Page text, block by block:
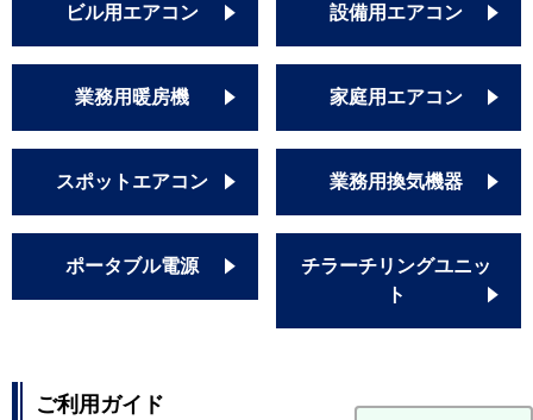
ビル用エアコン 設備用エアコン
業務用暖房機 家庭用エアコン
スポットエアコン 業務用換気機器
ポータブル電源
チラーチリングユニッ
ト
ご利用ガイド